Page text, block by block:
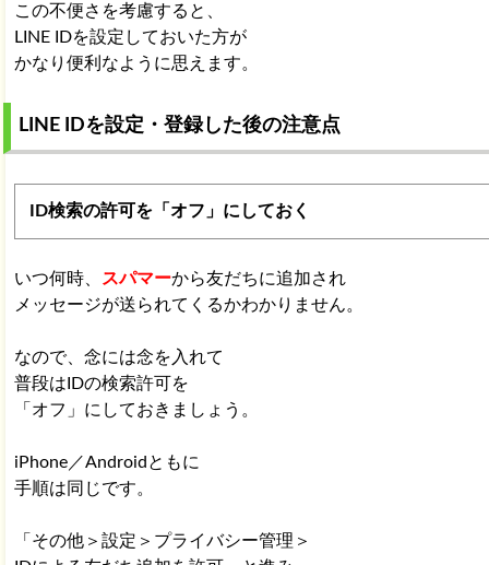
この不便さを考慮すると、
LINE IDを設定しておいた方が
かなり便利なように思えます。
LINE IDを設定・登録した後の注意点
ID検索の許可を「オフ」にしておく
いつ何時、 スパマーから友だちに追加され
メッセージが送られてくるかわかりません。
なので、念には念を入れて
普段はIDの検索許可を
「オフ」にしておきましょう。
iPhone／Androidともに
手順は同じです。
「その他＞設定＞プライバシー管理＞